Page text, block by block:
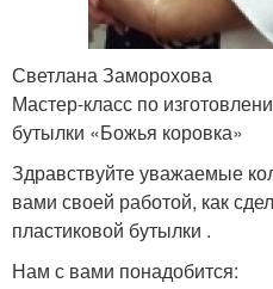
Светлана Заморохова
Мастер-класс по
бутылки «Божья коровка»
Здравствуйте уважаемые
вами своей работой, как
пластиковой бутылки .
Нам с вами понадобится: